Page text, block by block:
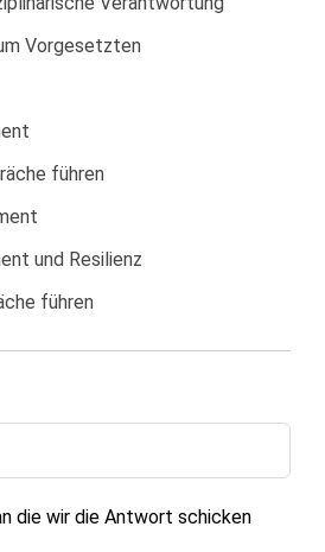
Vorgesetzten
führen
und Resilienz
führen
die wir die Antwort schicken